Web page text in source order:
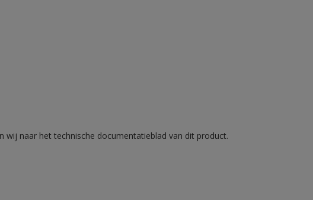
wij naar het technische documentatieblad van dit product.